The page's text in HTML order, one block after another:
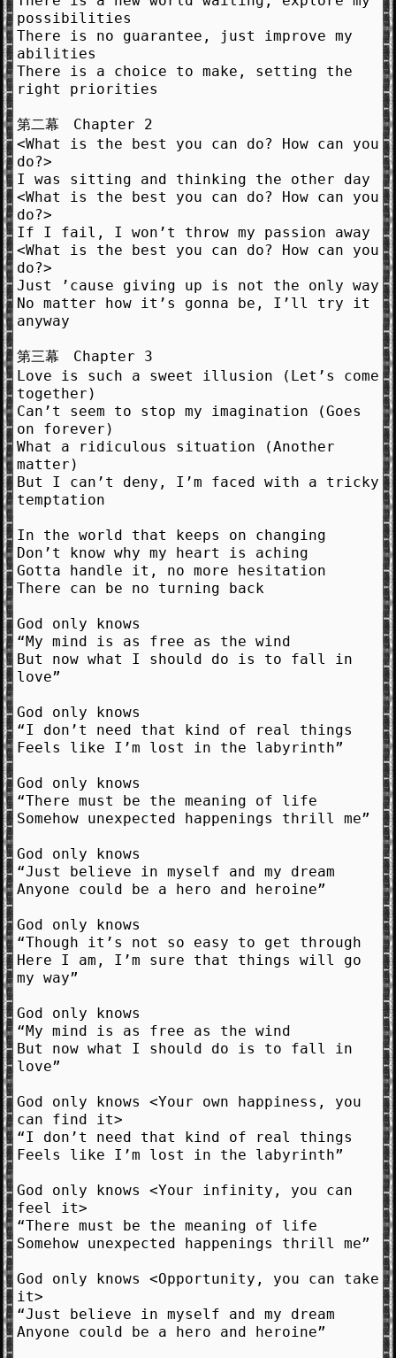
possibilities
There is no guarantee, just improve my
abilities
There is a choice to make, setting the
right priorities
第二幕 Chapter 2
<What is the best you can do? How can you
do?>
I was sitting and thinking the other day
<What is the best you can do? How can you
do?>
If I fail, I won’t throw my passion away
<What is the best you can do? How can you
do?>
Just ’cause giving up is not the only way
No matter how it’s gonna be, I’ll try it
anyway
第三幕 Chapter 3
Love is such a sweet illusion (Let’s come
together)
Can’t seem to stop my imagination (Goes
on forever)
What a ridiculous situation (Another
matter)
But I can’t deny, I’m faced with a tricky
temptation
In the world that keeps on changing
Don’t know why my heart is aching
Gotta handle it, no more hesitation
There can be no turning back
God only knows
“My mind is as free as the wind
But now what I should do is to fall in
love”
God only knows
“I don’t need that kind of real things
Feels like I’m lost in the labyrinth”
God only knows
“There must be the meaning of life
Somehow unexpected happenings thrill me”
God only knows
“Just believe in myself and my dream
Anyone could be a hero and heroine”
God only knows
“Though it’s not so easy to get through
Here I am, I’m sure that things will go
my way”
God only knows
“My mind is as free as the wind
But now what I should do is to fall in
love”
God only knows <Your own happiness, you
can find it>
“I don’t need that kind of real things
Feels like I’m lost in the labyrinth”
God only knows <Your infinity, you can
feel it>
“There must be the meaning of life
Somehow unexpected happenings thrill me”
God only knows <Opportunity, you can take
it>
“Just believe in myself and my dream
Anyone could be a hero and heroine”